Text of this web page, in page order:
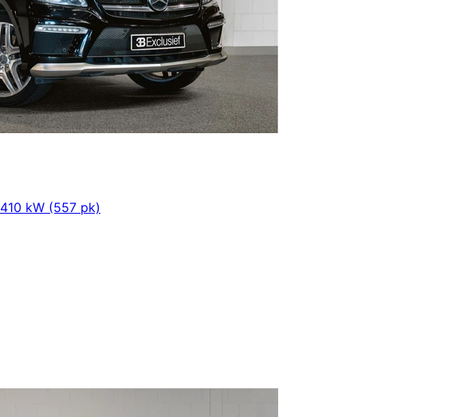
410 kW (557 pk)